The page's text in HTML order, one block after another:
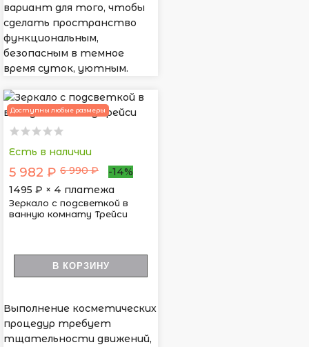
вариант для того, чтобы
сделать пространство
функциональным,
безопасным в темное
время суток, уютным.
Доступны любые размеры
Есть в наличии
5 982 ₽ 6 990 ₽
-14%
1495 ₽ × 4 платежа
Зеркало с подсветкой в
ванную комнату Трейси
В КОРЗИНУ
Выполнение косметических
процедур требует
тщательности движений,